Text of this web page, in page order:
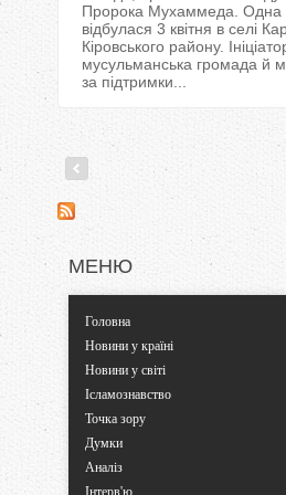
Пророка Мухаммеда. Одна з
відбулася 3 квітня в селі
Кіровського району.
мусульманська громада й
за підтримки...
С
о
н
МЕНЮ
Головна
Новини у країні
Новини у світі
Ісламознавство
Точка зору
Думки
Аналіз
Інтерв'ю